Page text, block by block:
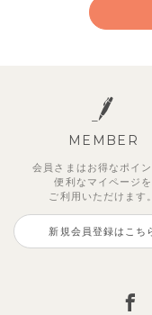
MEMBER
会員さまはお得なポイ
便利な マイページを
ご利用いただけます。
新規会員登録はこち